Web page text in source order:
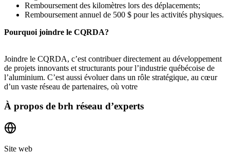
Remboursement des kilomètres lors des déplacements;
Remboursement annuel de 500 $ pour les activités physiques.
Pourquoi joindre le CQRDA?
Joindre le CQRDA, c’est contribuer directement au développement
de projets innovants et structurants pour l’industrie québécoise de
l’aluminium. C’est aussi évoluer dans un rôle stratégique, au cœur
d’un vaste réseau de partenaires, où votre
À propos de brh réseau d’experts
Site web